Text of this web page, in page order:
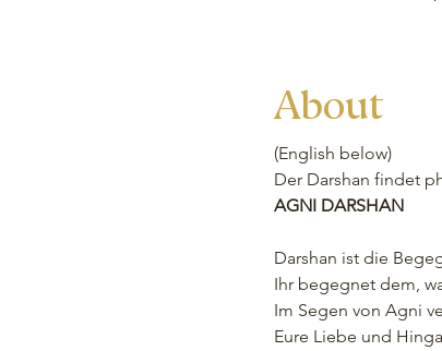
About
(English below)
Der Darshan findet
AGNI DARSHAN
Darshan ist die
Ihr begegnet dem,
Im Segen von Agni
Eure Liebe und